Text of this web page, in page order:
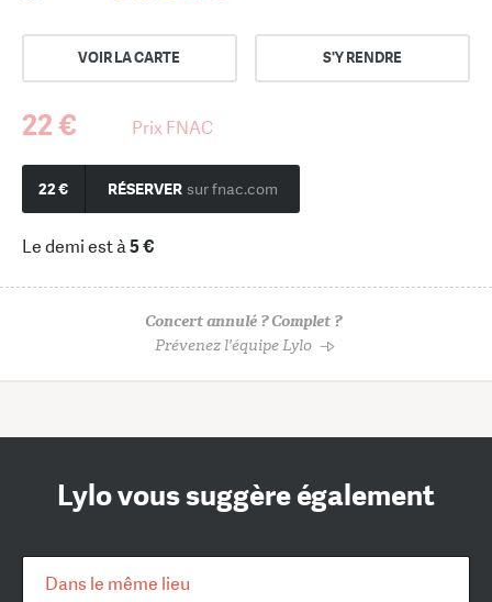
VOIR LA CARTE S'Y RENDRE
22 € Prix FNAC
22 € RÉSERVER sur fnac.com
Le demi est à5 €
Concert annulé ? Complet ?
Prévenez l'équipe Lylo
Lylo vous suggère également
Dans le même lieu